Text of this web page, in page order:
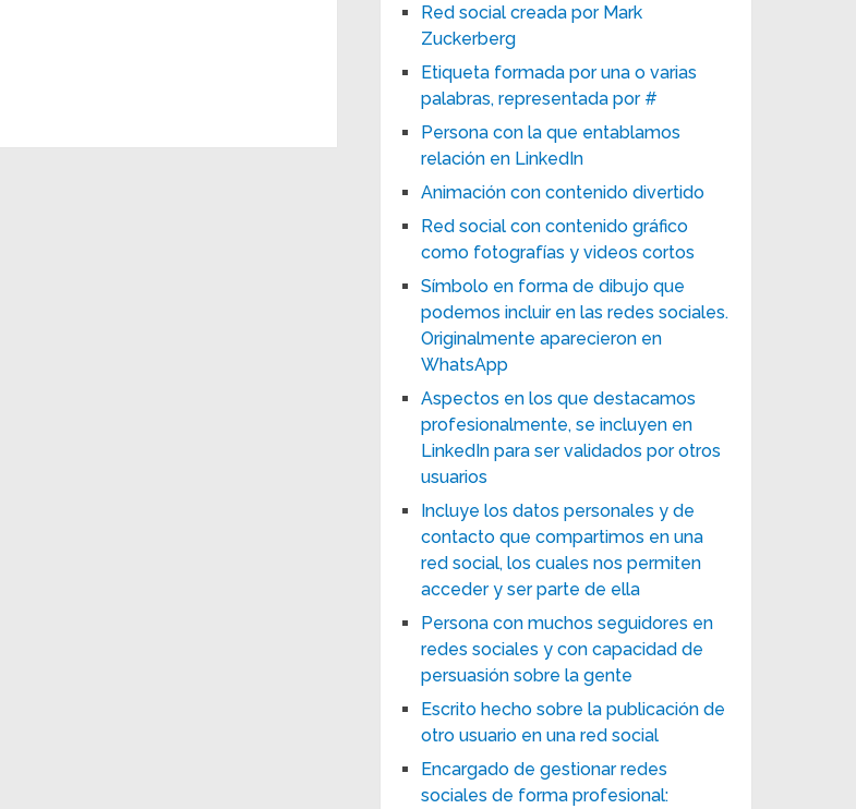
Red social creada por Mark
Zuckerberg
Etiqueta formada por una o varias
palabras, representada por #
Persona con la que entablamos
relación en LinkedIn
Animación con contenido divertido
Red social con contenido gráfico
como fotografías y videos cortos
Símbolo en forma de dibujo que
podemos incluir en las redes sociales.
Originalmente aparecieron en
WhatsApp
Aspectos en los que destacamos
profesionalmente, se incluyen en
LinkedIn para ser validados por otros
usuarios
Incluye los datos personales y de
contacto que compartimos en una
red social, los cuales nos permiten
acceder y ser parte de ella
Persona con muchos seguidores en
redes sociales y con capacidad de
persuasión sobre la gente
Escrito hecho sobre la publicación de
otro usuario en una red social
Encargado de gestionar redes
sociales de forma profesional: